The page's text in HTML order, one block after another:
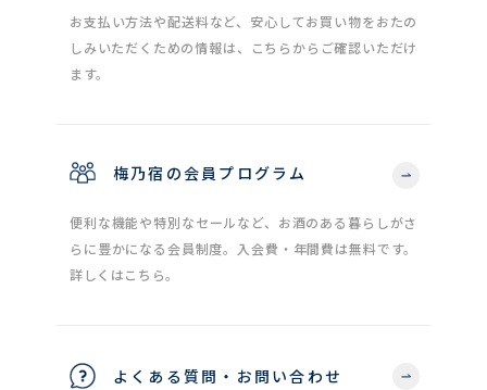
お支払い方法や配送料など、安心してお買い物をおたの
しみいただくための情報は、こちらからご確認いただけ
ます。
梅乃宿の会員プログラム
便利な機能や特別なセールなど、お酒のある暮らしがさ
らに豊かになる会員制度。入会費・年間費は無料です。
詳しくはこちら。
よくある質問・お問い合わせ